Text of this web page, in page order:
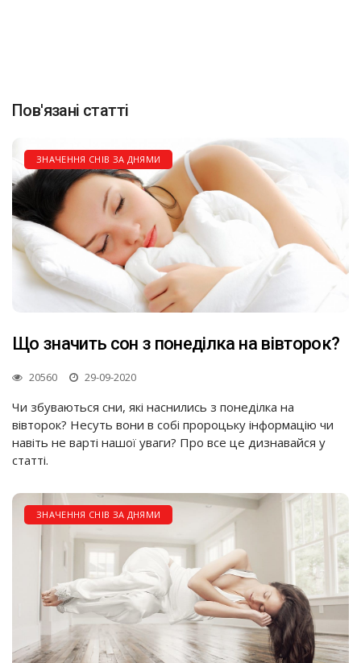
Пов'язані статті
ЗНАЧЕННЯ СНІВ ЗА ДНЯМИ
Що значить сон з понеділка на вівторок?
20560 29-09-2020
Чи збуваються сни, які наснились з понеділка на
вівторок? Несуть вони в собі пророцьку інформацію чи
навіть не варті нашої уваги? Про все це дизнавайся у
статті.
ЗНАЧЕННЯ СНІВ ЗА ДНЯМИ